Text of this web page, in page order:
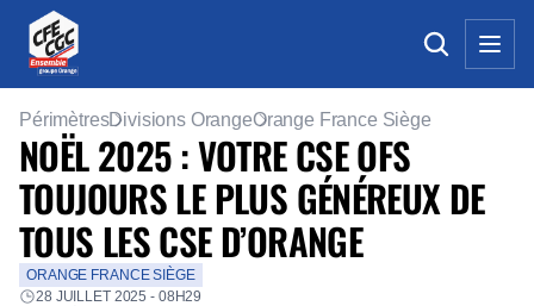
PérimètresDivisions OrangeOrange France Siège
NOËL 2025 : VOTRE CSE OFS
TOUJOURS LE PLUS GÉNÉREUX DE
TOUS LES CSE D’ORANGE
ORANGE FRANCE SIÈGE
28 JUILLET 2025 - 08H29